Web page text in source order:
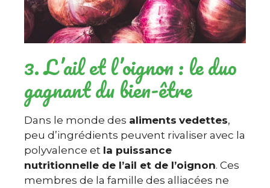
3. L’ail et l’oignon : le duo
gagnant du bien-être
Dans le monde des aliments vedettes,
peu d’ingrédients peuvent rivaliser avec la
polyvalence et la puissance
nutritionnelle de l’ail et de l’oignon. Ces
membres de la famille des alliacées ne